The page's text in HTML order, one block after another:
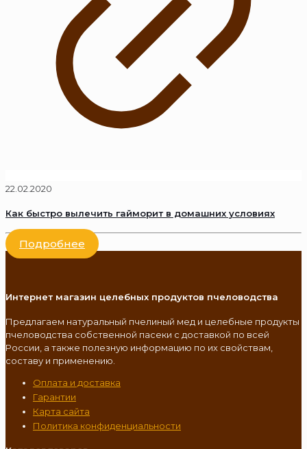
22.02.2020
Как быстро вылечить гайморит в домашних условиях
Подробнее
Интернет магазин целебных продуктов пчеловодства
Предлагаем натуральный пчелиный мед и целебные продукты
пчеловодства собственной пасеки с доставкой по всей
России, а также полезную информацию по их свойствам,
составу и применению.
Оплата и доставка
Гарантии
Карта сайта
Политика конфиденциальности